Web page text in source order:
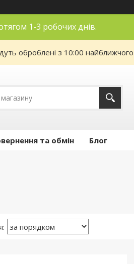
1-3 робочих днів.
оброблені з 10:00
та обмін Блог